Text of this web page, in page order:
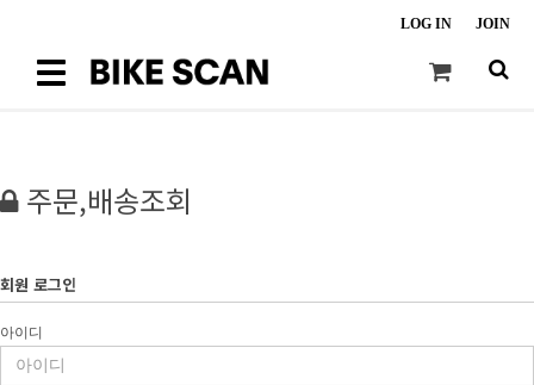
LOG IN JOIN
Toggle
주문,배송조회
회원 로그인
아이디